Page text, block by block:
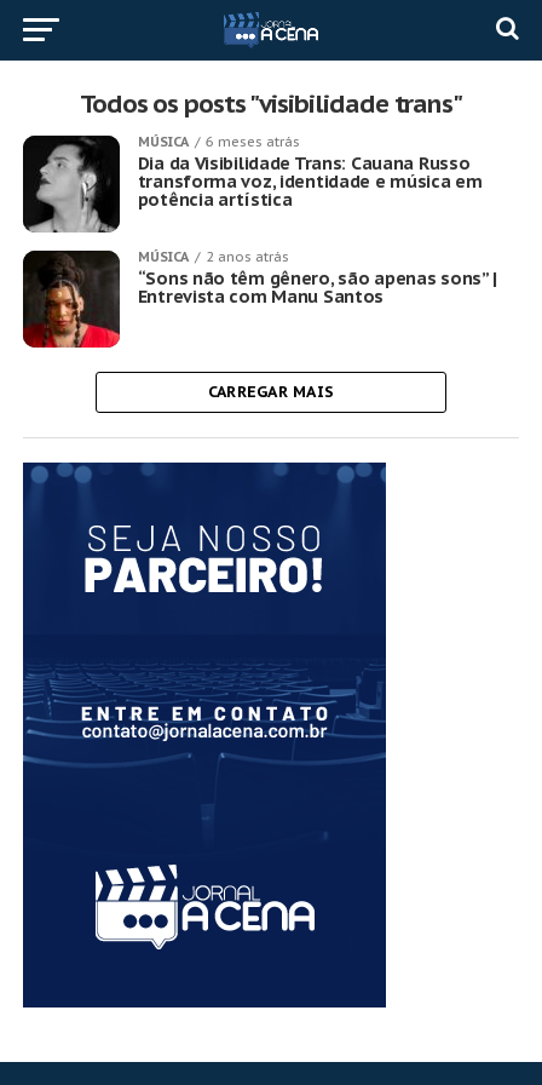
Todos os posts "visibilidade trans"
MÚSICA 6 meses atrás
Dia da Visibilidade Trans: Cauana Russo
transforma voz, identidade e música em
potência artística
MÚSICA 2 anos atrás
“Sons não têm gênero, são apenas sons” |
Entrevista com Manu Santos
CARREGAR MAIS